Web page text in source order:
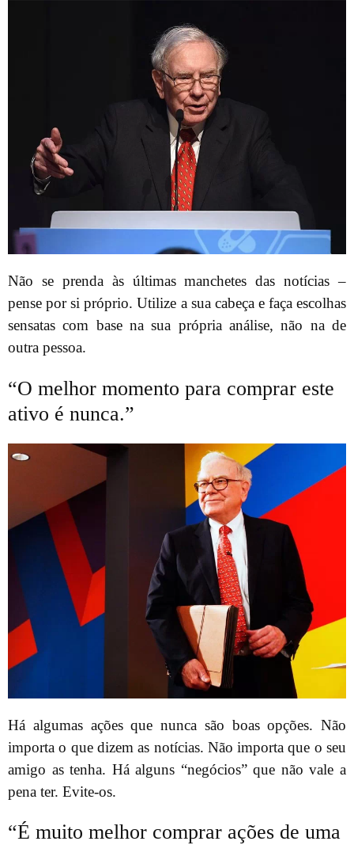
Não se prenda às últimas manchetes das notícias –
pense por si próprio. Utilize a sua cabeça e faça escolhas
sensatas com base na sua própria análise, não na de
outra pessoa.
“O melhor momento para comprar este
ativo é nunca.”
Há algumas ações que nunca são boas opções. Não
importa o que dizem as notícias. Não importa que o seu
amigo as tenha. Há alguns “negócios” que não vale a
pena ter. Evite-os.
“É muito melhor comprar ações de uma